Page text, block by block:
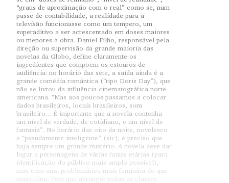
“graus de aproximação com o real” como se, num
passe de contabilidade, a realidade para a
televisão funcionasse como um tempero, um
superaditivo a ser acrescentado em doses maiores
ou menores à obra. Daniel Filho, responsável pela
direção ou supervisão da grande maioria das
novelas da Globo, define claramente os
ingredientes que compõem os estouros de
audiência: no horário das sete, a saída ainda é a
grande comédia romântica (“tipo Doris Day”), que
não se livrou da influência cinematográfica norte-
americana. “Mas aos poucos passamos a colocar
dados brasileiros, locais brasileiros, som
brasileiro… É importante que a novela contenha
um nível de verdade, de cotidiano, e um nível de
fantasia”. No horário das oito da noite, novelesco
e “pseudamente inteligente” (sic), é preciso que
haja sempre um grande mistério. A novela deve dar
lugar a personagens de várias faixas etárias (para
identificação do público mais amplo possível),
mas com uma problemática mais feminina do que
masculina. Tem que abranger todas as classes